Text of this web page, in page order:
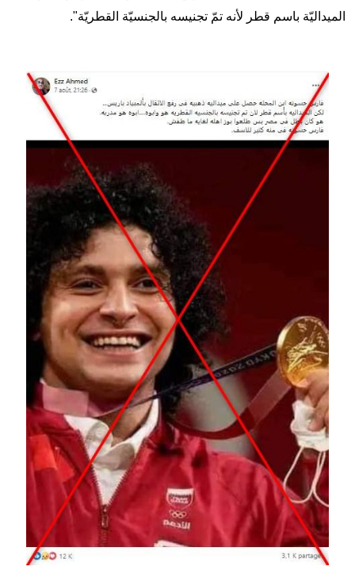
الميداليّة باسم قطر لأنه تمّ تجنيسه بالجنسيّة القطريّة".
Image